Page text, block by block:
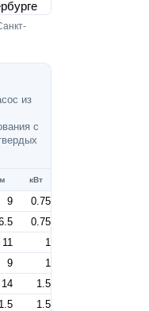
из
с
м кВт
9
0.75
0.75
11
1
9
1
14
1.5
1.5